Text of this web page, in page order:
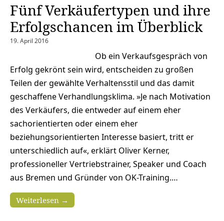
Fünf Verkäufertypen und ihre
Erfolgschancen im Überblick
19. April 2016
Ob ein Verkaufsgespräch von
Erfolg gekrönt sein wird, entscheiden zu großen
Teilen der gewählte Verhaltensstil und das damit
geschaffene Verhandlungsklima. »Je nach Motivation
des Verkäufers, die entweder auf einem eher
sachorientierten oder einem eher
beziehungsorientierten Interesse basiert, tritt er
unterschiedlich auf«, erklärt Oliver Kerner,
professioneller Vertriebstrainer, Speaker und Coach
aus Bremen und Gründer von OK-Training.…
Weiterlesen →